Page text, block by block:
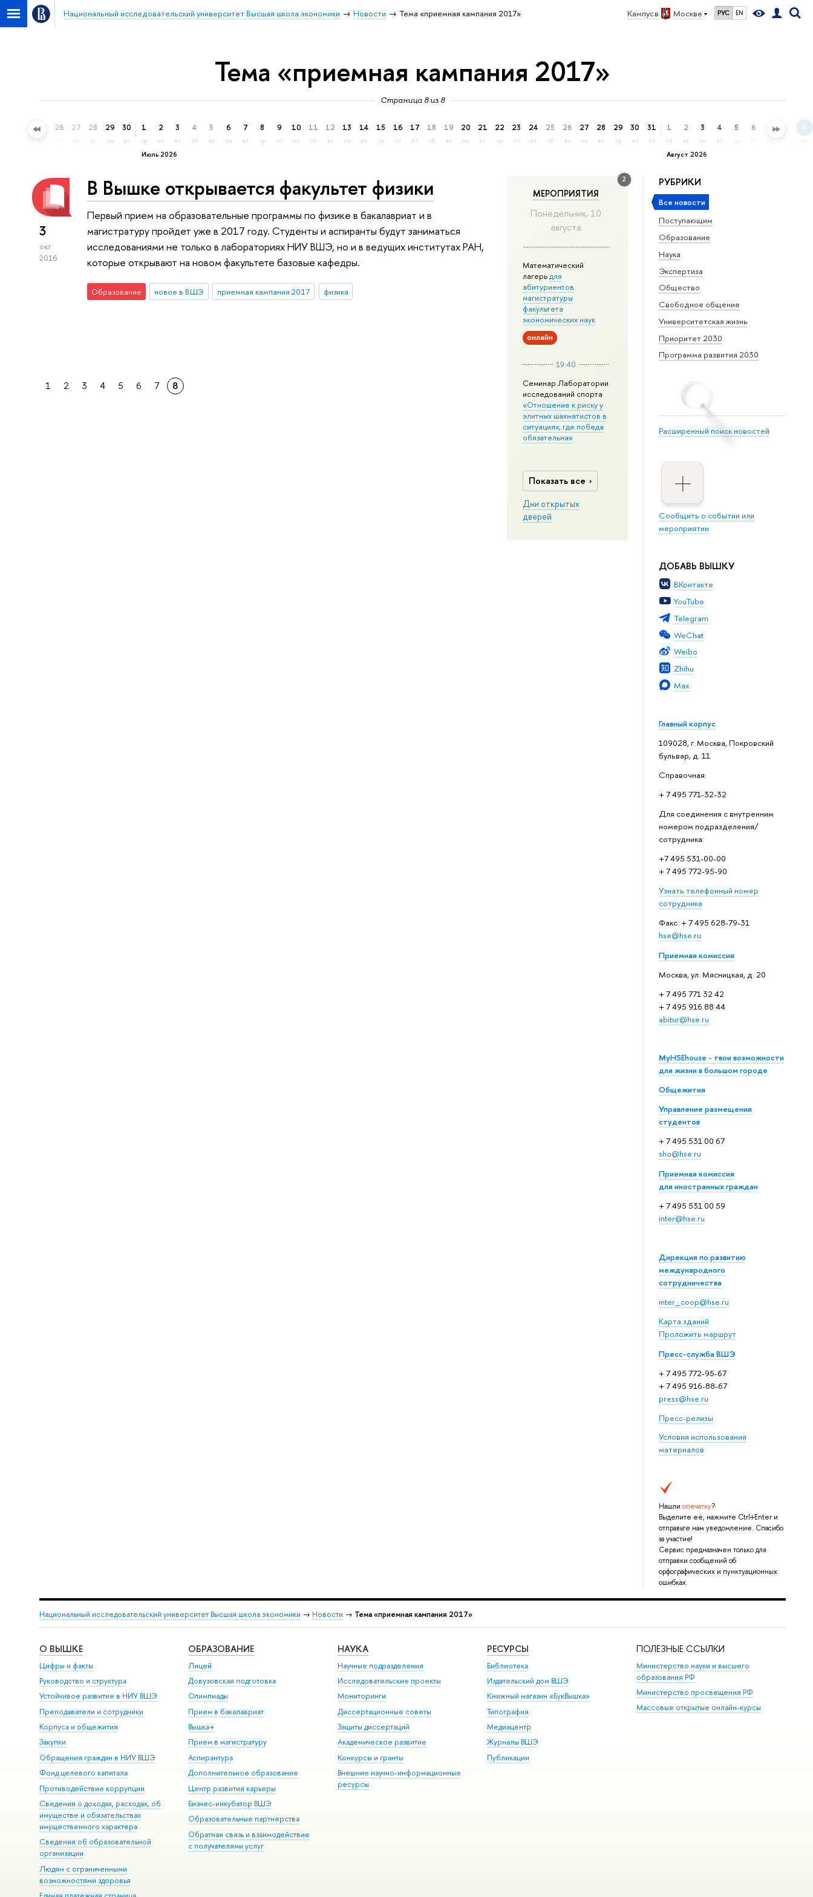
Кампус в Москве РУС EN
Национальный исследовательский университет Высшая школа экономики Новости Тема «приемная кампания 2017»
Тема «приемная кампания 2017»
Страница 8 из 8
25 26 27 28
вс
29
пн
30
вт
Июль 2026
1
ср
2
чт
3
пт
4
сб
5
вс
6
пн
7
вт
8
ср
9
чт
10
пт
11
сб
12
вс
13
пн
14
вт
15
ср
16
чт
17
пт
18
сб
19
вс
20
пн
21
вт
22
ср
23
чт
24
пт
25
сб
26
вс
27
пн
28
вт
29
ср
30
чт
31
пт
Август 2026
1
сб
2
вс
3
пн
4
вт
5 6 7 9
вс
РУБРИКИ
Все новости
Поступающим
Образование
Наука
Экспертиза
Общество
Свободное общение
Университетская жизнь
Приоритет 2030
Программа развития 2030
Расширенный поиск новостей
Сообщить о событии или
мероприятии
ДОБАВЬ ВЫШКУ
ВКонтакте
YouTube
Telegram
WeChat
Weibo
Zhihu
Max
Главный корпус
109028, г. Москва, Покровский
бульвар, д. 11
Справочная:
+ 7 495 771-32-32
Для соединения с внутренним
номером подразделения/
сотрудника:
+7 495 531-00-00
+ 7 495 772-95-90
Узнать телефонный номер
сотрудника
Факс: + 7 495 628-79-31
hse@hse.ru
Приемная комиссия
Москва, ул. Мясницкая, д. 20
+ 7 495 771 32 42
+ 7 495 916 88 44
abitur@hse.ru
MyHSEhouse - твои возможности
для жизни в большом городе
Общежития
Управление размещения
студентов
+ 7 495 531 00 67
sho@hse.ru
Приемная комиссия
для иностранных граждан
+ 7 495 531 00 59
inter@hse.ru
Дирекция по развитию
международного
сотрудничества
inter_coop@hse.ru
Карта зданий
Проложить маршрут
Пресс-служба ВШЭ
+ 7 495 772-95-67
+ 7 495 916-88-67
press@hse.ru
Пресс-релизы
Условия использования
материалов
Нашли опечатку?
Выделите её, нажмите Ctrl+Enter и
отправьте нам уведомление. Спасибо
за участие!
Сервис предназначен только для
отправки сообщений об
орфографических и пунктуационных
ошибках.
2
МЕРОПРИЯТИЯ
Понедельник, 10
августа
Математический
лагерь для
абитуриентов
магистратуры
факультета
экономических наук
онлайн
19:40
Семинар Лаборатории
исследований спорта
«Отношение к риску у
элитных шахматистов в
ситуациях, где победа
обязательна»
Показать все
Дни открытых
дверей
3
окт
2016
В Вышке открывается факультет физики
Первый прием на образовательные программы по физике в бакалавриат и в
магистратуру пройдет уже в 2017 году. Студенты и аспиранты будут заниматься
исследованиями не только в лабораториях НИУ ВШЭ, но и в ведущих институтах РАН,
которые открывают на новом факультете базовые кафедры.
Образование новое в ВШЭ приемная кампания 2017 физика
1 2 3 4 5 6 7 8
Национальный исследовательский университет Высшая школа экономики → Новости → Тема «приемная кампания 2017»
О ВЫШКЕ
Цифры и факты
Руководство и структура
Устойчивое развитие в НИУ ВШЭ
Преподаватели и сотрудники
Корпуса и общежития
Закупки
Обращения граждан в НИУ ВШЭ
Фонд целевого капитала
Противодействие коррупции
Сведения о доходах, расходах, об
имуществе и обязательствах
имущественного характера
Сведения об образовательной
организации
Людям с ограниченными
возможностями здоровья
ОБРАЗОВАНИЕ
Лицей
Довузовская подготовка
Олимпиады
Прием в бакалавриат
Вышка+
Прием в магистратуру
Аспирантура
Дополнительное образование
Центр развития карьеры
Бизнес-инкубатор ВШЭ
Образовательные партнерства
Обратная связь и взаимодействие
с получателями услуг
НАУКА
Научные подразделения
Исследовательские проекты
Мониторинги
Диссертационные советы
Защиты диссертаций
Академическое развитие
Конкурсы и гранты
Внешние научно-информационные
ресурсы
РЕСУРСЫ
Библиотека
Издательский дом ВШЭ
Книжный магазин «БукВышка»
Типография
Медиацентр
Журналы ВШЭ
Публикации
ПОЛЕЗНЫЕ ССЫЛКИ
Министерство науки и высшего
образования РФ
Министерство просвещения РФ
Массовые открытые онлайн-курсы